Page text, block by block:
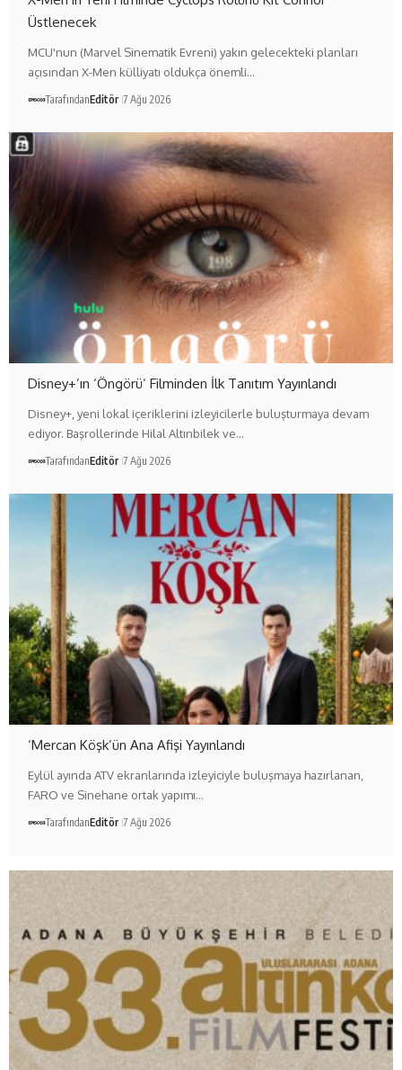
Üstlenecek
MCU'nun (Marvel Sinematik Evreni) yakın gelecekteki planları
açısından X-Men külliyatı oldukça önemli…
TarafındanEditör 7 Ağu 2026
Disney+’ın ‘Öngörü’ Filminden İlk Tanıtım Yayınlandı
Disney+, yeni lokal içeriklerini izleyicilerle buluşturmaya devam
ediyor. Başrollerinde Hilal Altınbilek ve…
TarafındanEditör 7 Ağu 2026
‘Mercan Köşk’ün Ana Afişi Yayınlandı
Eylül ayında ATV ekranlarında izleyiciyle buluşmaya hazırlanan,
FARO ve Sinehane ortak yapımı…
TarafındanEditör 7 Ağu 2026